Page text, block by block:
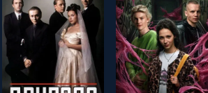
СМОТРЕТЬ ОНЛАЙН СМОТРЕТЬ ОНЛАЙН